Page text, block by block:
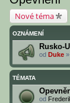
Nové téma
OZNÁMENÍ
Rusko-
od Duke
TÉMATA
od